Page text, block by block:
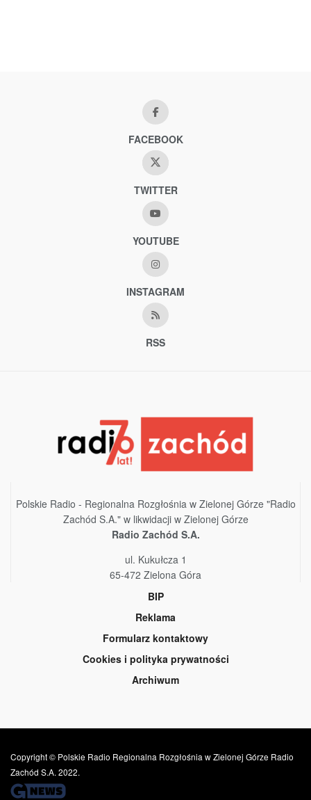
FACEBOOK
TWITTER
YOUTUBE
INSTAGRAM
RSS
Polskie Radio - Regionalna Rozgłośnia w Zielonej Górze "Radio
Zachód S.A." w likwidacji w Zielonej Górze
Radio Zachód S.A.
ul. Kukułcza 1
65-472 Zielona Góra
BIP
Reklama
Formularz kontaktowy
Cookies i polityka prywatności
Archiwum
Copyright © Polskie Radio Regionalna Rozgłośnia w Zielonej Górze Radio
Zachód S.A. 2022.